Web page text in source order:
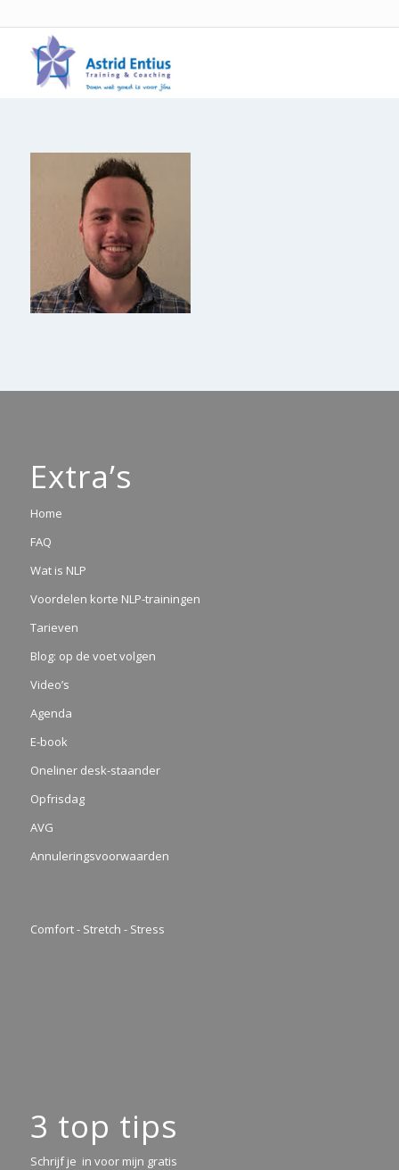
Extra’s
Home
FAQ
Wat is NLP
Voordelen korte NLP-trainingen
Tarieven
Blog: op de voet volgen
Video’s
Agenda
E-book
Oneliner desk-staander
Opfrisdag
AVG
Annuleringsvoorwaarden
Comfort - Stretch - Stress
3 top tips
Schrijf je in voor mijn gratis